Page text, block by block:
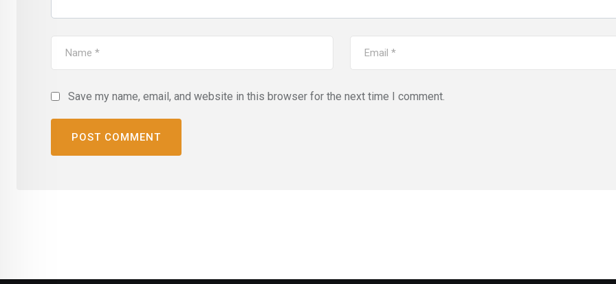
Save my name, email, and website in this browser for the next time I comment.